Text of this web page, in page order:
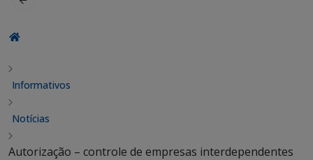
Informativos
Notícias
Autorização – controle de empresas interdependentes